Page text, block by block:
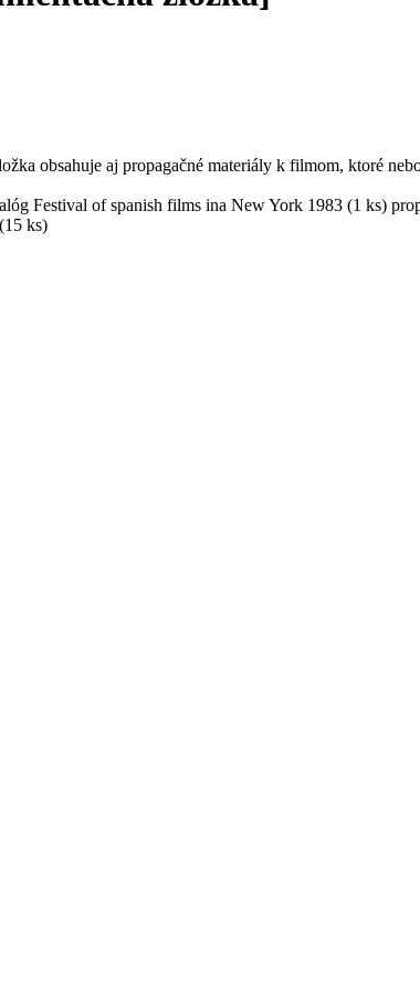
obsahuje aj propagačné materiály k filmom, ktoré
Festival of spanish films ina New York 1983 (1 ks)
ks)